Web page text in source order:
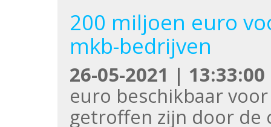
200 miljoen euro
mkb-bedrijven
26-05-2021 | 13:33:00
euro beschikbaar
getroffen zijn door de